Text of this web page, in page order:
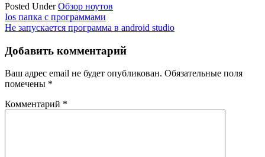
Posted UnderОбзор ноутов
Навигация
по
записям
Ios папка с программами
Не запускается программа в android studio
Добавить комментарий
Ваш адрес email не будет опубликован. Обязательные поля
помечены *
Комментарий *